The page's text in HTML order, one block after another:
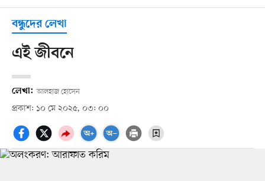
বন্ধুদের লেখা
এই জীবনে
লেখা: আলহাজ হোসেন
প্রকাশ: ১০ মে ২০২৫, ০৩: ০০